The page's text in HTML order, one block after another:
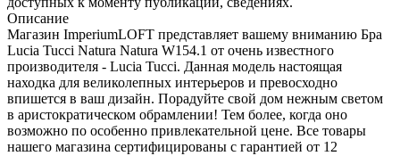
Описание
Магазин ImperiumLOFT представляет вашему вниманию Бра
Lucia Tucci Natura Natura W154.1 от очень известного
производителя - Lucia Tucci. Данная модель настоящая
находка для великолепных интерьеров и превосходно
впишется в ваш дизайн. Порадуйте свой дом нежным светом
в аристократическом обрамлении! Тем более, когда оно
возможно по особенно привлекательной цене. Все товары
нашего магазина сертифицированы с гарантией от 12